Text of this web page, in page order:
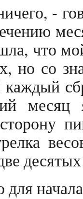
-
что
но со
каждый
месяц
для